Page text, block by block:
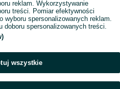
reklam. Wykorzystywanie
treści. Pomiar efektywności
wyboru spersonalizowanych reklam.
doboru spersonalizowanych treści.
wszystkie